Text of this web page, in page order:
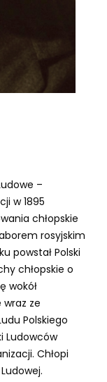
–
w 1895
chłopskie
rosyjskim
powstał Polski
chłopskie o
wokół
wraz ze
Polskiego
Ludowców
Chłopi